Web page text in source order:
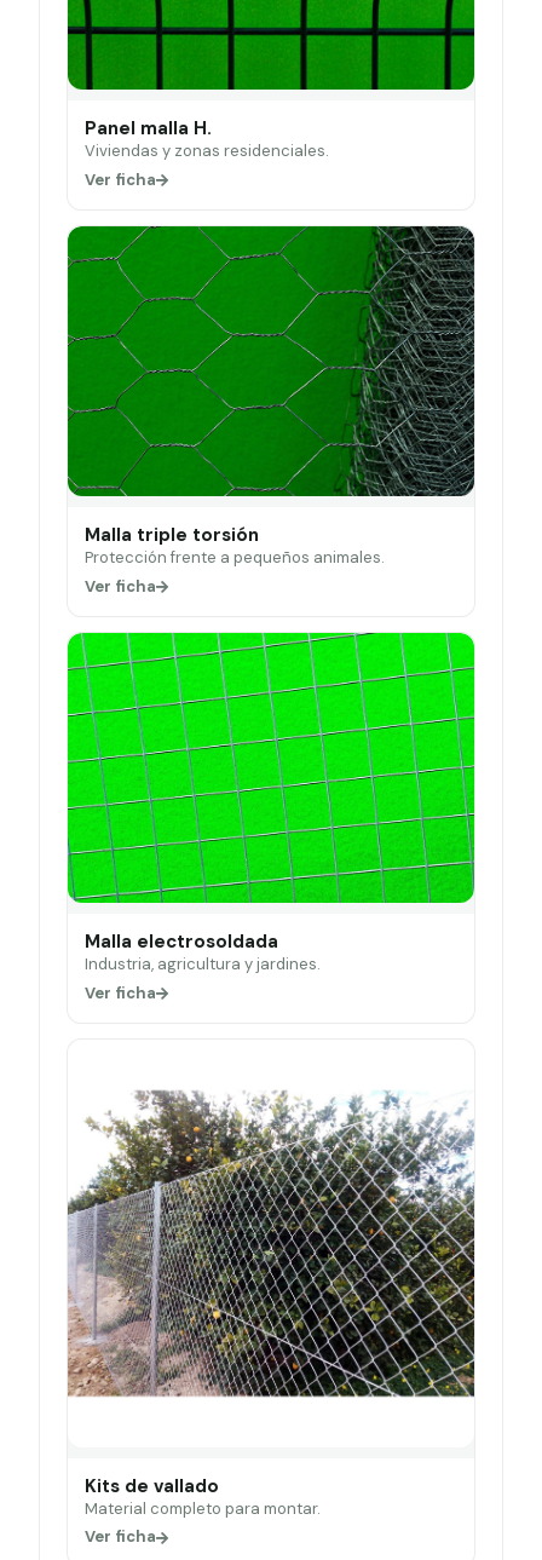
Panel malla H.
Viviendas y zonas residenciales.
Ver ficha
Malla triple torsión
Protección frente a pequeños animales.
Ver ficha
Malla electrosoldada
Industria, agricultura y jardines.
Ver ficha
Kits de vallado
Material completo para montar.
Ver ficha